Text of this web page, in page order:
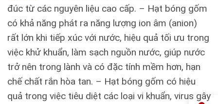
đúc từ các nguyên liệu cao cấp. – Hạt bóng gốm
có khả năng phát ra năng lượng ion âm (anion)
rất lớn khi tiếp xúc với nước, hiệu quả tối ưu trong
việc khử khuẩn, làm sạch nguồn nước, giúp nước
trở nên trong lành và có đặc tính mềm hơn, hạn
chế chất rắn hòa tan. – Hạt bóng gốm có hiệu
quả trong việc tiêu diệt các loại vi khuẩn, virus gây